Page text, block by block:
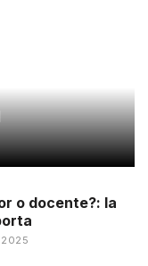
o docente?: la